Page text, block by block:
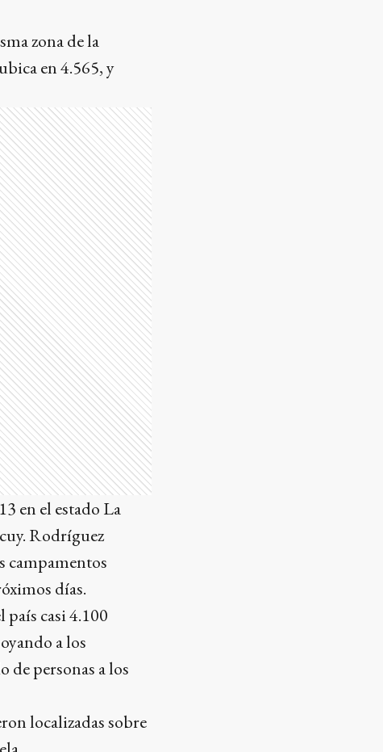
zona de la
en 4.565, y
en el estado La
Rodríguez
campamentos
días.
casi 4.100
a los
de personas a los
localizadas sobre